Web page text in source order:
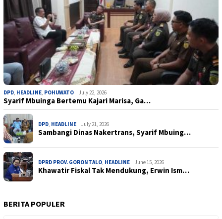
DPD HEADLINE POHUWATO July 22, 2026
Syarif Mbuinga Bertemu Kajari Marisa, Ga…
DPD HEADLINE July 21, 2026
Sambangi Dinas Nakertrans, Syarif Mbuing…
DPRD PROV. GORONTALO HEADLINE June 15, 2026
Khawatir Fiskal Tak Mendukung, Erwin Ism…
BERITA POPULER